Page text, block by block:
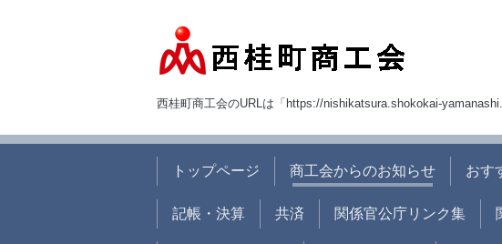
西桂町商工会のURLは「https://nishikatsura.shokokai-
トップページ 商工会からのお知らせ おす
記帳・決算 共済 関係官公庁リンク集